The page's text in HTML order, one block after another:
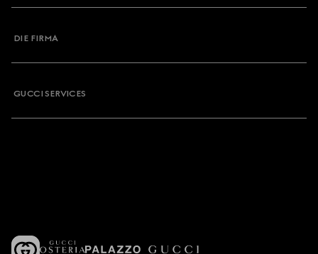
DIE FIRMA
GUCCI SERVICES